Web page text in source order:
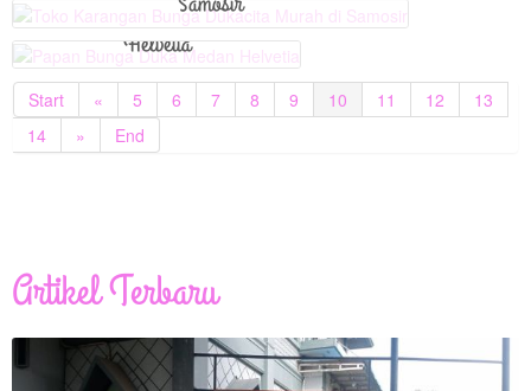
Helvetia
Start « 5 6 7 8 9 10 11 12
13
14
» End
Artikel Terbaru